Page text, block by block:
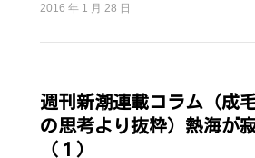
2016 年 1 月 28 日
週刊新潮連載コラム（成
の思考より抜粋）熱海が
（１）